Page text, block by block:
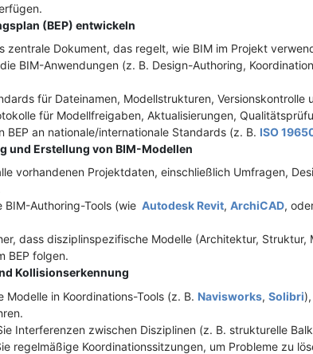
(BEP) entwickeln
zentrale Dokument, das regelt, wie BIM im Projekt
BIM-Anwendungen (z. B. Design-Authoring,
für Dateinamen, Modellstrukturen,
für Modellfreigaben, Aktualisierungen,
BEP an nationale/internationale Standards (z. B. ISO
und Erstellung von BIM-Modellen
vorhandenen Projektdaten, einschließlich Umfragen,
BIM-Authoring-Tools (wie Autodesk Revit, ArchiCAD,
dass disziplinspezifische Modelle (Architektur,
BEP folgen.
Kollisionserkennung
Modelle in Koordinations-Tools (z. B. Navisworks, Solibri
Interferenzen zwischen Disziplinen (z. B. strukturelle
regelmäßige Koordinationssitzungen, um Probleme zu